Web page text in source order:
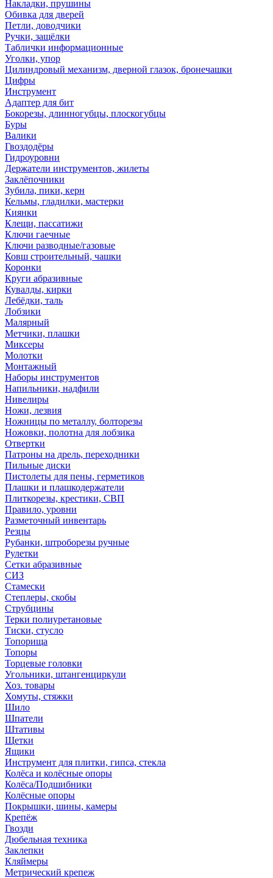
Накладки, прушины
Обивка для дверей
Петли, доводчики
Ручки, защёлки
Таблички информационные
Уголки, упор
Цилиндровый механизм, дверной глазок, бронечашки
Цифры
Инструмент
Адаптер для бит
Бокорезы, длинногубцы, плоскогубцы
Буры
Валики
Гвоздодёры
Гидроуровни
Держатели инструментов, жилеты
Заклёпочники
Зубила, пики, керн
Кельмы, гладилки, мастерки
Киянки
Клещи, пассатижи
Ключи гаечные
Ключи разводные/газовые
Ковш строительный, чашки
Коронки
Круги абразивные
Кувалды, кирки
Лебёдки, таль
Лобзики
Малярный
Метчики, плашки
Миксеры
Молотки
Монтажный
Наборы инструментов
Напильники, надфили
Нивелиры
Ножи, лезвия
Ножницы по металлу, болторезы
Ножовки, полотна для лобзика
Отвертки
Патроны на дрель, переходники
Пильные диски
Пистолеты для пены, герметиков
Плашки и плашкодержатели
Плиткорезы, крестики, СВП
Правило, уровни
Разметочный инвентарь
Резцы
Рубанки, штроборезы ручные
Рулетки
Сетки абразивные
СИЗ
Стамески
Степлеры, скобы
Струбцины
Терки полиуретановые
Тиски, стусло
Топорища
Топоры
Торцевые головки
Угольники, штангенциркули
Хоз. товары
Хомуты, стяжки
Шило
Шпатели
Штативы
Щетки
Ящики
Инструмент для плитки, гипса, стекла
Колёса и колёсные опоры
Колёса/Подшибники
Колёсные опоры
Покрышки, шины, камеры
Крепёж
Гвозди
Дюбельная техника
Заклепки
Кляймеры
Метрический крепеж